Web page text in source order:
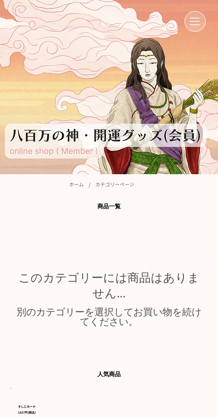
ホーム / カテゴリーページ
人気商品
そしじカード
165 円 (税込)
商品一覧
このカテゴリーには商品はありま
せん…
別のカテゴリーを選択してお買い物を続け
てください。